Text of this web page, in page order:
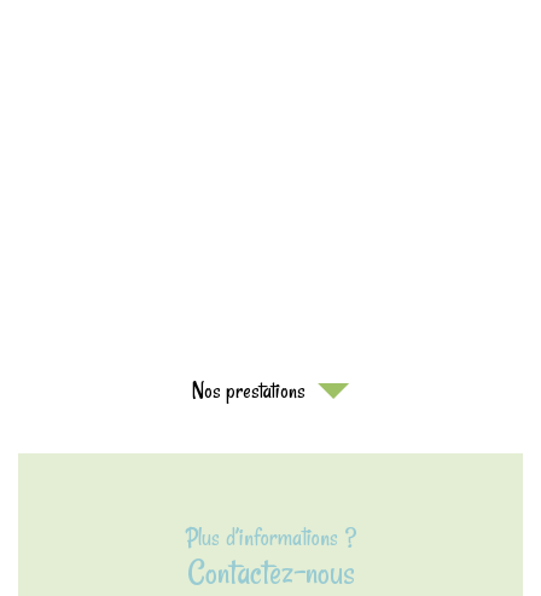
Nos prestations
Plus d’informations ?
Contactez-nous